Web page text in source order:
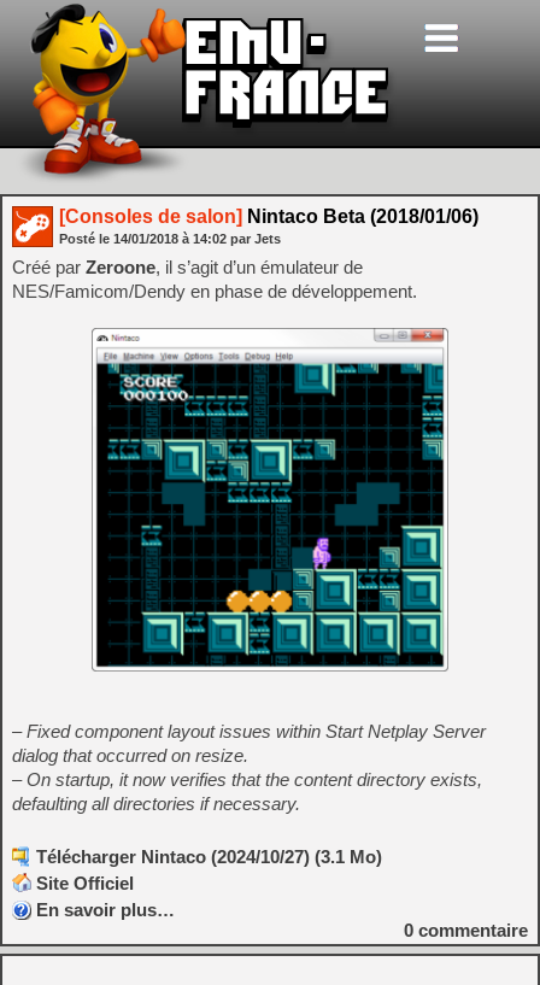
[Consoles de salon] Nintaco Beta (2018/01/06)
Posté le 14/01/2018 à 14:02 par Jets
Créé par Zeroone, il s’agit d’un émulateur de
NES/Famicom/Dendy en phase de développement.
– Fixed component layout issues within Start Netplay Server
dialog that occurred on resize.
– On startup, it now verifies that the content directory exists,
defaulting all directories if necessary.
Télécharger Nintaco (2024/10/27) (3.1 Mo)
Site Officiel
En savoir plus…
0 commentaire